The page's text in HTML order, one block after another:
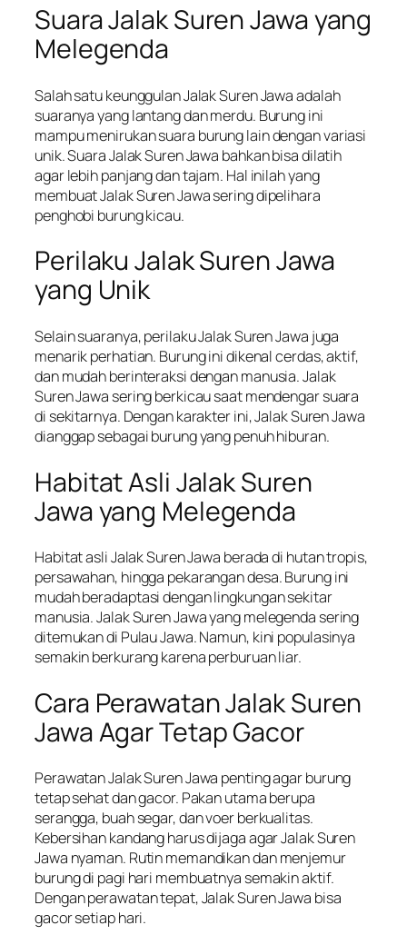
Suara Jalak Suren Jawa yang
Melegenda
Salah satu keunggulan Jalak Suren Jawa adalah
suaranya yang lantang dan merdu. Burung ini
mampu menirukan suara burung lain dengan variasi
unik. Suara Jalak Suren Jawa bahkan bisa dilatih
agar lebih panjang dan tajam. Hal inilah yang
membuat Jalak Suren Jawa sering dipelihara
penghobi burung kicau.
Perilaku Jalak Suren Jawa
yang Unik
Selain suaranya, perilaku Jalak Suren Jawa juga
menarik perhatian. Burung ini dikenal cerdas, aktif,
dan mudah berinteraksi dengan manusia. Jalak
Suren Jawa sering berkicau saat mendengar suara
di sekitarnya. Dengan karakter ini, Jalak Suren Jawa
dianggap sebagai burung yang penuh hiburan.
Habitat Asli Jalak Suren
Jawa yang Melegenda
Habitat asli Jalak Suren Jawa berada di hutan tropis,
persawahan, hingga pekarangan desa. Burung ini
mudah beradaptasi dengan lingkungan sekitar
manusia. Jalak Suren Jawa yang melegenda sering
ditemukan di Pulau Jawa. Namun, kini populasinya
semakin berkurang karena perburuan liar.
Cara Perawatan Jalak Suren
Jawa Agar Tetap Gacor
Perawatan Jalak Suren Jawa penting agar burung
tetap sehat dan gacor. Pakan utama berupa
serangga, buah segar, dan voer berkualitas.
Kebersihan kandang harus dijaga agar Jalak Suren
Jawa nyaman. Rutin memandikan dan menjemur
burung di pagi hari membuatnya semakin aktif.
Dengan perawatan tepat, Jalak Suren Jawa bisa
gacor setiap hari.